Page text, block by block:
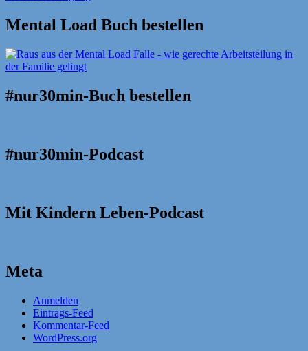
Mental Load Buch bestellen
#nur30min-Buch bestellen
#nur30min-Podcast
Mit Kindern Leben-Podcast
Meta
Anmelden
Eintrags-Feed
Kommentar-Feed
WordPress.org